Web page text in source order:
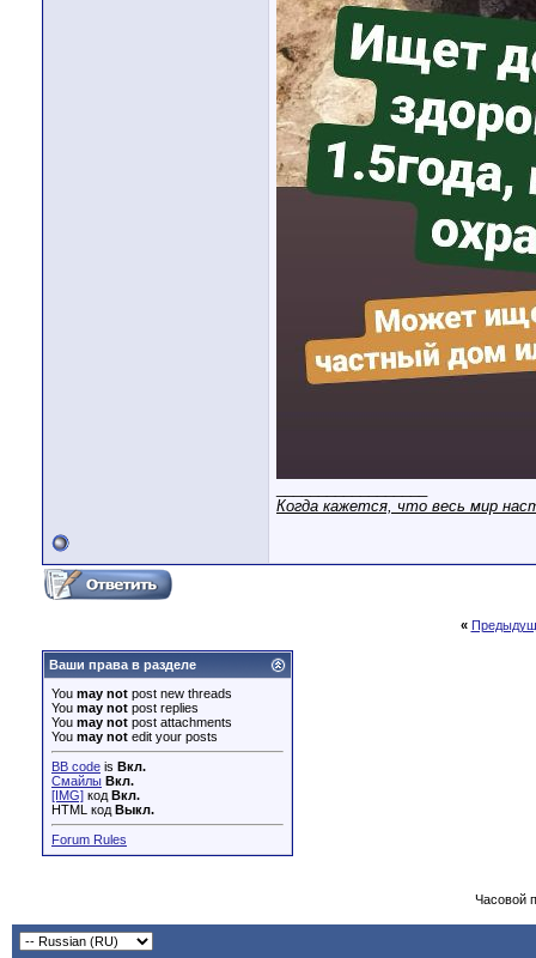
Когда кажется, что весь мир
«
Ваши права в разделе
You may not post new threads
You may not post replies
You may not post attachments
You may not edit your posts
BB code is Вкл.
Смайлы Вкл.
[IMG] код Вкл.
HTML код Выкл.
Forum Rules
Часовой